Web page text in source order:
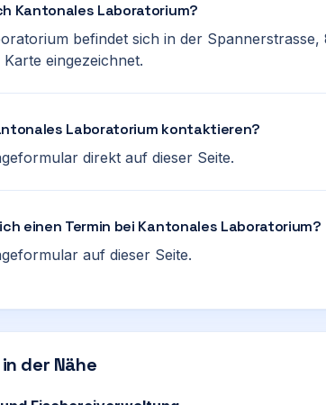
Kantonales Laboratorium?
befindet sich in der Spannerstrasse,
eingezeichnet.
Laboratorium kontaktieren?
direkt auf dieser Seite.
einen Termin bei Kantonales Laboratorium?
auf dieser Seite.
der Nähe